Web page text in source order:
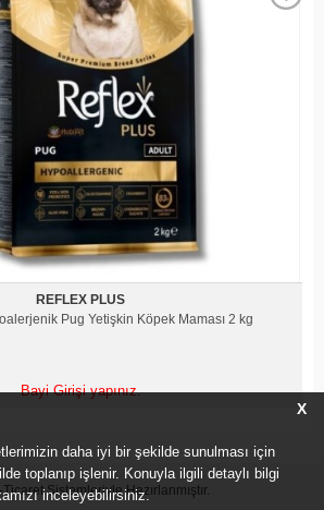
X
daha iyi bir şekilde sunulması için
toplanıp işlenir. Konuyla ilgili detaylı bilgi
inceleyebilirsiniz.
REFLEX PLUS
Pomeranian Yetişkin Köpek Maması
Bayi Girişi yapınız.
TicaretSistemleriyle Hazırlanmıştır.